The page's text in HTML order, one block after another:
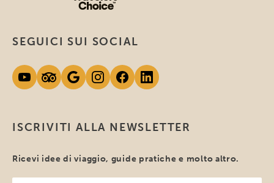
ISCRIVITI ALLA NEWSLETTER
Ricevi idee di viaggio, guide pratiche e molto altro.
SEGUICI SUI SOCIAL